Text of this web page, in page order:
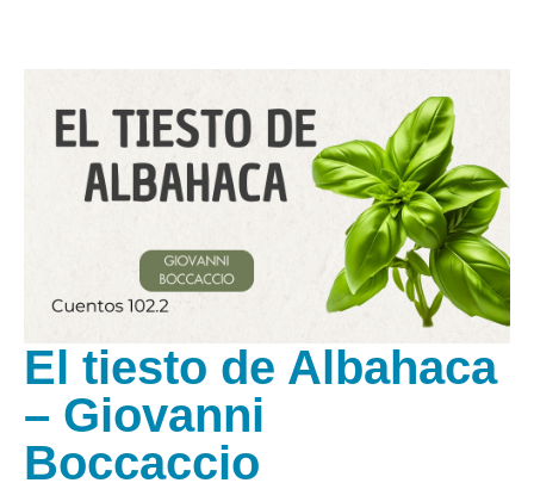
El tiesto de Albahaca
– Giovanni
Boccaccio